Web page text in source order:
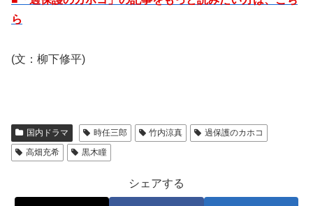
ら
(文：柳下修平)
国内ドラマ 時任三郎 竹内涼真
過保護のカホコ
高畑充希
黒木瞳
シェアする